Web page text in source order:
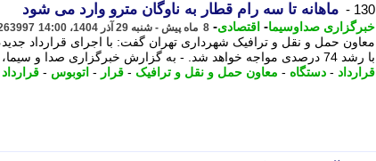
130 - ماهانه تا سه رام قطار به ناوگان مترو وارد می شود
خبرگزاری صداوسیما- اقتصادی- 8 ماه پیش - شنبه 29 آذر 1404، 14:00
معاون حمل و نقل و ترافیک شهرداری تهران گفت: با اجرای قرارداد
با رشد 74 درصدی مواجه خواهد شد. - به گزارش خبرگزاری صدا و سیما، محسن هرمزی ...
قرارداد - دستگاه - معاون حمل و نقل و ترافیک - قرار - اتوبوس -